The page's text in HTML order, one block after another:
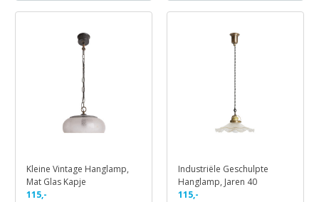
Kleine Vintage Hanglamp,
Mat Glas Kapje
115,-
Industriële Geschulpte
Hanglamp, Jaren 40
115,-